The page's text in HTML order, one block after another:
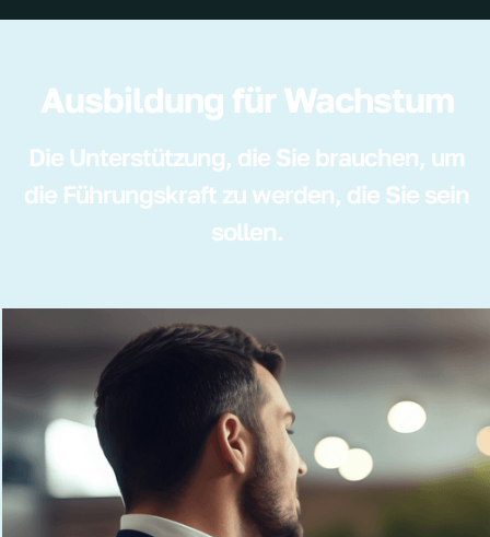
Ausbildung für Wachstum
Die Unterstützung, die Sie brauchen, um
die Führungskraft zu werden, die Sie sein
sollen.